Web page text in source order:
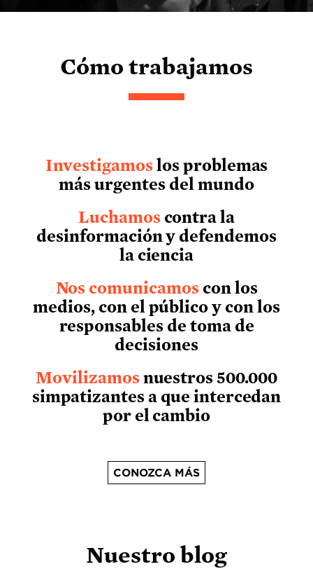
Cómo trabajamos
Investigamos los problemas
más urgentes del mundo
Luchamos contra la
desinformación y defendemos
la ciencia
Nos comunicamos con los
medios, con el público y con los
responsables de toma de
decisiones
Movilizamos nuestros 500.000
simpatizantes a que intercedan
por el cambio
CONOZCA MÁS
Nuestro blog